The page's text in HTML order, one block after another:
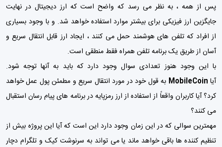
پس از همه ، به نظر می رسد که واضح است که ارز دیجیتال در نهایت
جایگزین ارز فیزیکی برای بیشتر موارد استفاده خواهد شد. و با وجود بسیاری
از افراد که تلفن های هوشمند حمل می کنند ، ایجاد ارز قابل انتقال سریع و
آسان از طریق یک برنامه تلفن همراه فقط منطقی است.
با این وجود هنوز تعدادی سوال وجود دارد که باید به آنها توجه شود.
آیا MobileCoin به قول خود در مورد انتقال سریع و مطمئن پول عمل خواهد
کرد؟ آیا کاربران واقعاً از استفاده از ارز رمزپایه در برنامه های پیام رسان استقبال
می کنند؟
مهمترین سوالی که در این زمان وجود دارد این است که آیا این پروژه بیش از
تنظیم کننده ها باقی خواهد ماند یا می تواند به سرنوشت کیک و تلگرام دچار